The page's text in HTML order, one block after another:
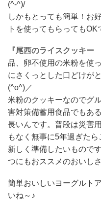
(^-^)/
しかもとっても簡単！お
トを使ってもらってもOK
『尾西のライスクッキー
品、卵不使用の米粉を使
にさくっとした口どけが
(^o^)／
米粉のクッキーなのでグ
害対策備蓄用食品でもあ
長いんです。普段は災害
もなく無事に5年過ぎた
新しく準備したいもので
つにもおススメのおいし
簡単おいしいヨーグルト
いね～♪